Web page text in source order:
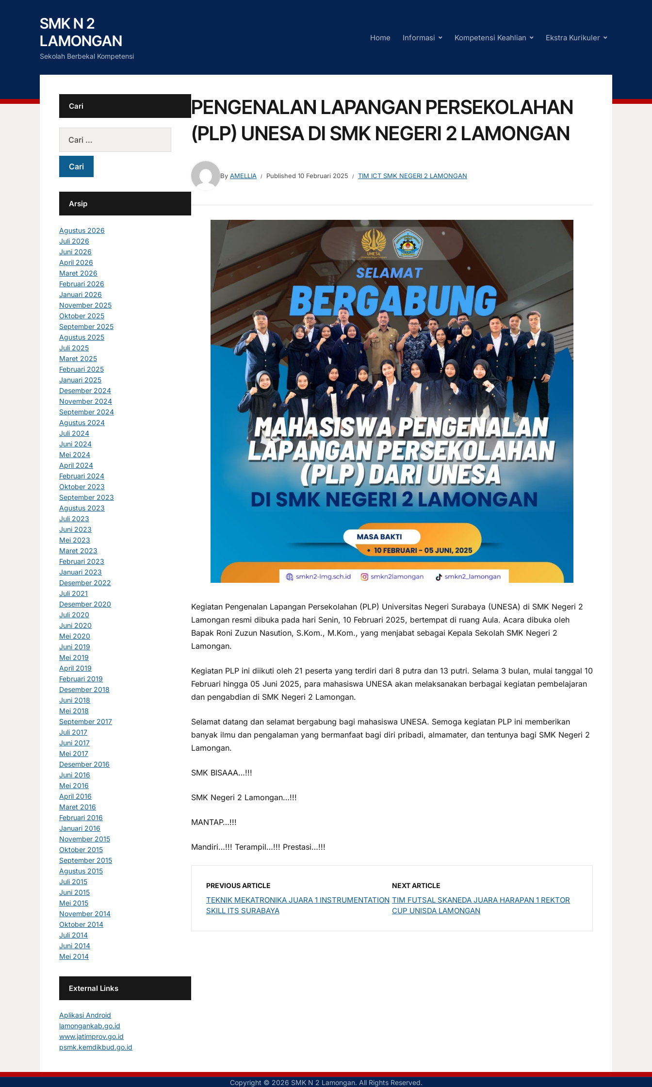
SMK N 2
LAMONGAN
Sekolah Berbekal Kompetensi
Home Informasi Kompetensi Keahlian Ekstra Kurikuler
PENGENALAN LAPANGAN PERSEKOLAHAN
(PLP) UNESA DI SMK NEGERI 2 LAMONGAN
By AMELLIA Published 10 Februari 2025 TIM ICT SMK NEGERI 2 LAMONGAN
Kegiatan Pengenalan Lapangan Persekolahan (PLP) Universitas Negeri Surabaya (UNESA) di SMK Negeri 2
Lamongan resmi dibuka pada hari Senin, 10 Februari 2025, bertempat di ruang Aula. Acara dibuka oleh
Bapak Roni Zuzun Nasution, S.Kom., M.Kom., yang menjabat sebagai Kepala Sekolah SMK Negeri 2
Lamongan.
Kegiatan PLP ini diikuti oleh 21 peserta yang terdiri dari 8 putra dan 13 putri. Selama 3 bulan, mulai tanggal 10
Februari hingga 05 Juni 2025, para mahasiswa UNESA akan melaksanakan berbagai kegiatan pembelajaran
dan pengabdian di SMK Negeri 2 Lamongan.
Selamat datang dan selamat bergabung bagi mahasiswa UNESA. Semoga kegiatan PLP ini memberikan
banyak ilmu dan pengalaman yang bermanfaat bagi diri pribadi, almamater, dan tentunya bagi SMK Negeri 2
Lamongan.
SMK BISAAA…!!!
SMK Negeri 2 Lamongan…!!!
MANTAP…!!!
Mandiri…!!! Terampil…!!! Prestasi…!!!
PREVIOUS ARTICLE
TEKNIK MEKATRONIKA JUARA 1 INSTRUMENTATION
SKILL ITS SURABAYA
NEXT ARTICLE
TIM FUTSAL SKANEDA JUARA HARAPAN 1 REKTOR
CUP UNISDA LAMONGAN
Cari
Arsip
Agustus 2026
Juli 2026
Juni 2026
April 2026
Maret 2026
Februari 2026
Januari 2026
November 2025
Oktober 2025
September 2025
Agustus 2025
Juli 2025
Maret 2025
Februari 2025
Januari 2025
Desember 2024
November 2024
September 2024
Agustus 2024
Juli 2024
Juni 2024
Mei 2024
April 2024
Februari 2024
Oktober 2023
September 2023
Agustus 2023
Juli 2023
Juni 2023
Mei 2023
Maret 2023
Februari 2023
Januari 2023
Desember 2022
Juli 2021
Desember 2020
Juli 2020
Juni 2020
Mei 2020
Juni 2019
Mei 2019
April 2019
Februari 2019
Desember 2018
Juni 2018
Mei 2018
September 2017
Juli 2017
Juni 2017
Mei 2017
Desember 2016
Juni 2016
Mei 2016
April 2016
Maret 2016
Februari 2016
Januari 2016
November 2015
Oktober 2015
September 2015
Agustus 2015
Juli 2015
Juni 2015
Mei 2015
November 2014
Oktober 2014
Juli 2014
Juni 2014
Mei 2014
External Links
Aplikasi Android
lamongankab.go.id
www.jatimprov.go.id
psmk.kemdikbud.go.id
Copyright © 2026 SMK N 2 Lamongan. All Rights Reserved.